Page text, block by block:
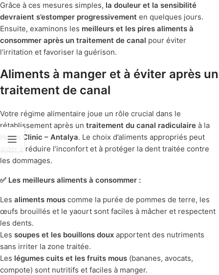
Grâce à ces mesures simples, la douleur et la sensibilité
devraient s’estomper progressivement en quelques jours.
Ensuite, examinons les meilleurs et les pires aliments à
consommer après un traitement de canal pour éviter
l’irritation et favoriser la guérison.
Aliments à manger et à éviter après un
traitement de canal
Votre régime alimentaire joue un rôle crucial dans le
rétablissement après un traitement du canal radiculaire à la
Helen Clinic – Antalya. Le choix d’aliments appropriés peut
aider à réduire l’inconfort et à protéger la dent traitée contre
les dommages.
✅ Les meilleurs aliments à consommer :
Les aliments mous comme la purée de pommes de terre, les
œufs brouillés et le yaourt sont faciles à mâcher et respectent
les dents.
Les soupes et les bouillons doux apportent des nutriments
sans irriter la zone traitée.
Les légumes cuits et les fruits mous (bananes, avocats,
compote) sont nutritifs et faciles à manger.